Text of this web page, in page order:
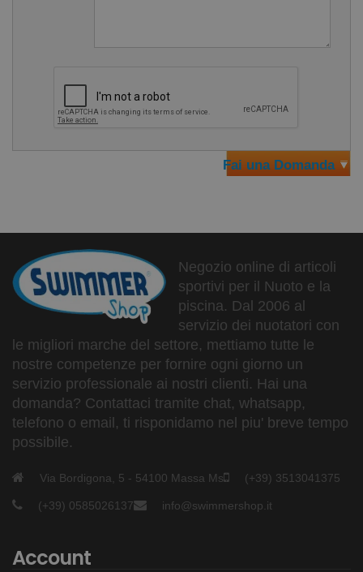
Fai una Domanda
Negozio online di articoli
sportivi per il Nuoto e la
piscina. Dal 2006 al
servizio dei nuotatori con
le migliori marche del settore, mettiamo tutte le
nostre competenze per fornire ogni giorno un
servizio professionale ai nostri clienti. Hai una
domanda? Contattaci tramite chat, whatsapp,
telefono o email, ti risponidamo nel piu' breve tempo
possibile.
Via Bordigona, 5 - 54100 Massa Ms (+39) 3513041375
(+39) 0585026137 info@swimmershop.it
Account